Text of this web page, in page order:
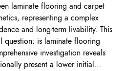
laminate flooring and carpet
representing a complex
and long-term livability. This
question: is laminate flooring
investigation reveals
present a lower initial